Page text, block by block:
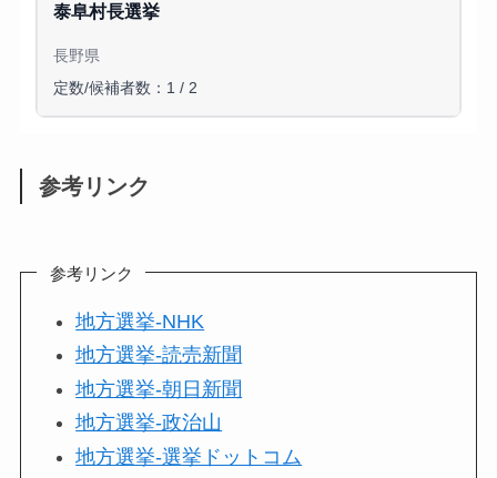
泰阜村長選挙
長野県
定数/候補者数：1 / 2
参考リンク
参考リンク
地方選挙-NHK
地方選挙-読売新聞
地方選挙-朝日新聞
地方選挙-政治山
地方選挙-選挙ドットコム